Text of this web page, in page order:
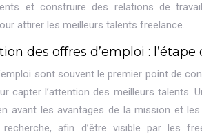
et construire des relations de
attirer les meilleurs talents freelance.
des offres d’emploi :
sont souvent le premier point de
capter l’attention des meilleurs talents.
avant les avantages de la mission et
afin d’être visible par les